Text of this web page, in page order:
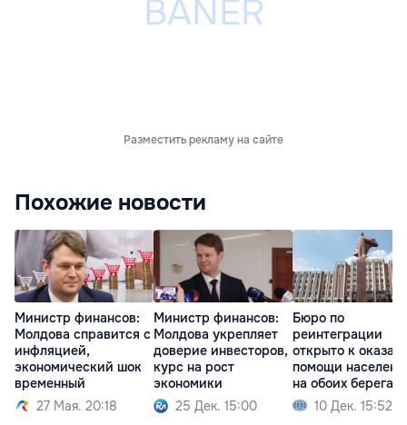
Разместить рекламу на сайте
Похожие новости
Министр финансов:
Молдова справится с
инфляцией,
экономический шок
временный
27 Мая. 20:18
Министр финансов:
Молдова укрепляет
доверие инвесторов,
курс на рост
экономики
25 Дек. 15:00
Бюро по
реинтеграции
открыто к
помощи
на обоих берегах
Днестра
10 Дек. 15:52